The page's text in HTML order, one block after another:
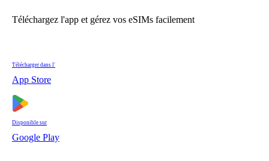
Téléchargez l'app et gérez vos eSIMs facilement
Télécharger dans l'
App Store
Disponible sur
Google Play